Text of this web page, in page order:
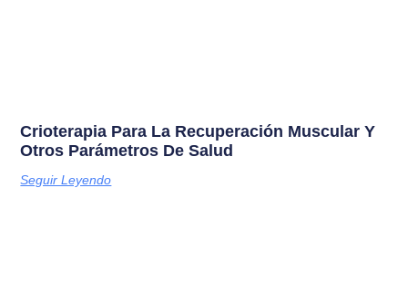
Crioterapia Para La Recuperación Muscular Y
Otros Parámetros De Salud
Seguir Leyendo